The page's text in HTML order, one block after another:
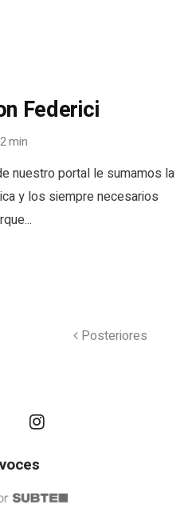
Federici
2min
nuestro portal le sumamos la
y los siempre necesarios
Posteriores